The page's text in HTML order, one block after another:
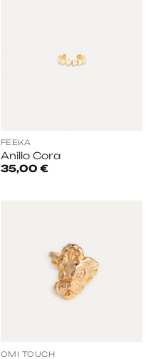
FEEKA
Anillo Cora
35,00 €
OMI TOUCH